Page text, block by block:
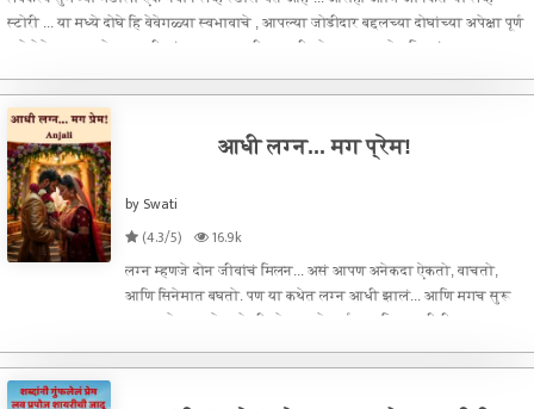
स्टोरी ... या मध्ये दोघे हि वेवेगळ्या स्वभावाचे , आपल्या जोडीदार बद्दलच्या दोघांच्या अपेक्षा पूर्ण
पाने वेगेगळ्या आहे .... आधी भांडण ,आपला जीवनसाथी कोण लग्नामध्ये पहिल्यांदाच पा
आधी लग्न... मग प्रेम!
by Swati
(4.3/5)
16.9k
लग्न म्हणजे दोन जीवांचं मिलन... असं आपण अनेकदा ऐकतो, वाचतो,
आणि सिनेमात बघतो. पण या कथेत लग्न आधी झालं... आणि मगच सुरू
झाला प्रेमाचा खेळ.हो, ही गोष्ट आहे अर्जुन आणि सायलीची –
प्रवास आहे दोन